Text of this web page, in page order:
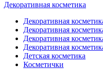
Декоративная косметика
Декоративная
Декоративная
Декоративная
Декоративная
Детская косметика
Косметички